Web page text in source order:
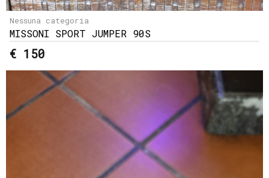
Nessuna categoria
MISSONI SPORT JUMPER 90S
€ 150